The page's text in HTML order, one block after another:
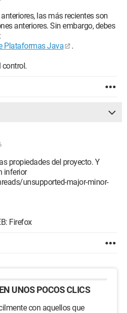
las más recientes son
anteriores. Sin embargo, debes
Plataformas Java
.
control.
propiedades del proyecto. Y
inferior
unsupported-major-minor-
Firefox
UNOS POCOS CLICS
con aquellos que